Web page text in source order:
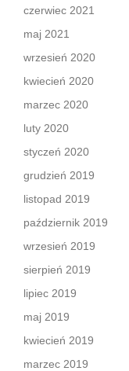
czerwiec 2021
maj 2021
wrzesień 2020
kwiecień 2020
marzec 2020
luty 2020
styczeń 2020
grudzień 2019
listopad 2019
październik 2019
wrzesień 2019
sierpień 2019
lipiec 2019
maj 2019
kwiecień 2019
marzec 2019